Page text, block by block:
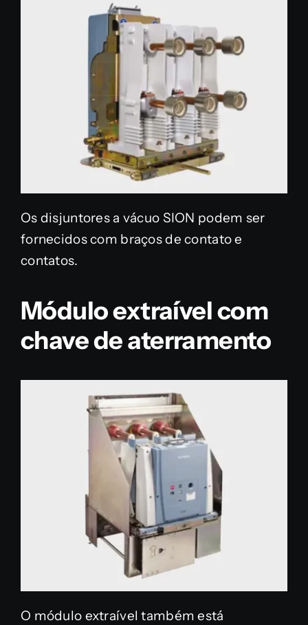
Os disjuntores a vácuo SION podem ser
fornecidos com braços de contato e
contatos.
Módulo extraível com
chave de aterramento
O módulo extraível também está